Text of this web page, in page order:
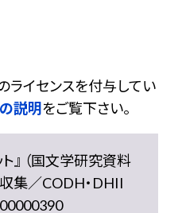
ライセンスを付与してい
説明をご覧下さい。
』 （国文学研究資料
集／CODH・DHII